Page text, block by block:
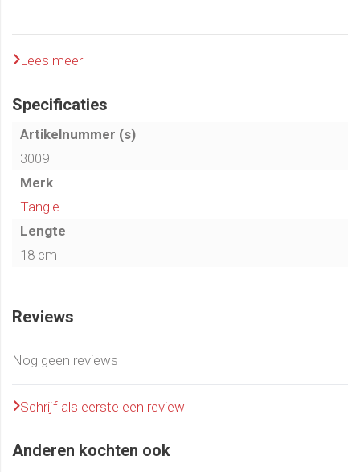
Lees meer
Specificaties
Artikelnummer (s)
3009
Merk
Tangle
Lengte
18 cm
Reviews
Nog geen reviews
Schrijf als eerste een review
Anderen kochten ook